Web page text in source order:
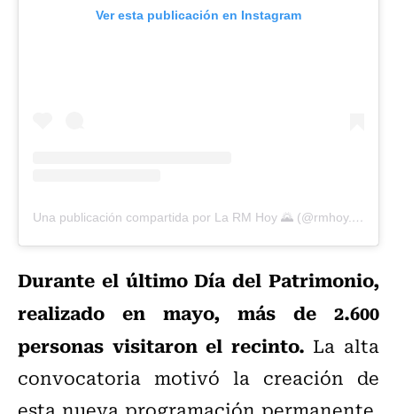
Ver esta publicación en Instagram
Una publicación compartida por La RM Hoy 🌄 (@rmhoy.cl)
Durante el último Día del Patrimonio,
realizado en mayo, más de 2.600
personas visitaron el recinto. La alta
convocatoria motivó la creación de